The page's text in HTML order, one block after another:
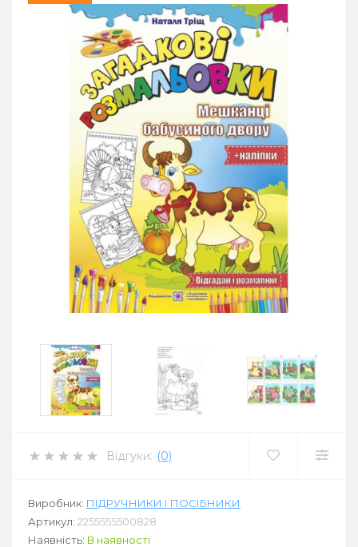
Відгуки: (0)
Виробник: ПІДРУЧНИКИ І ПОСІБНИКИ
Артикул: 2255555500828
Наявність: В наявності